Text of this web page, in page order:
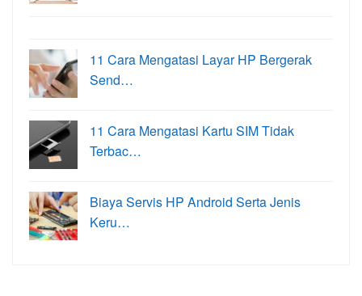
11 Cara Mengatasi Layar HP Bergerak
Send…
11 Cara Mengatasi Kartu SIM Tidak
Terbac…
Biaya Servis HP Android Serta Jenis
Keru…